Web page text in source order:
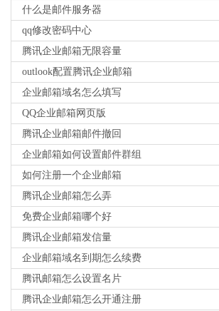
什么是邮件服务器
qq修改密码中心
腾讯企业邮箱无限容量
outlook配置腾讯企业邮箱
企业邮箱域名怎么填写
QQ企业邮箱网页版
腾讯企业邮箱邮件撤回
企业邮箱如何设置邮件群组
如何注册一个企业邮箱
腾讯企业邮箱怎么弄
免费企业邮箱哪个好
腾讯企业邮箱发信量
企业邮箱域名到期怎么续费
腾讯邮箱怎么设置名片
腾讯企业邮箱怎么开通注册